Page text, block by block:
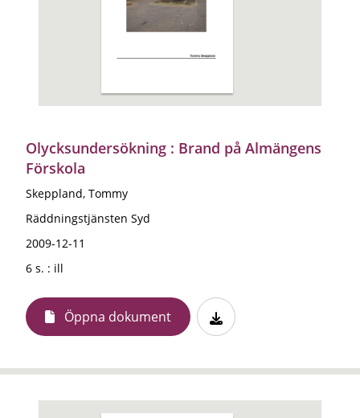
Olycksundersökning : Brand på Almängens
Förskola
Skeppland, Tommy
Räddningstjänsten Syd
2009-12-11
6 s. : ill
Öppna dokument